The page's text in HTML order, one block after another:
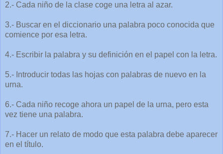
2.- Cada niño de la clase coge una letra al azar.
3.- Buscar en el diccionario una palabra poco conocida que
comience por esa letra.
4.- Escribir la palabra y su definición en el papel con la letra.
5.- Introducir todas las hojas con palabras de nuevo en la
urna.
6.- Cada niño recoge ahora un papel de la urna, pero esta
vez tiene una palabra.
7.- Hacer un relato de modo que esta palabra debe aparecer
en el título.